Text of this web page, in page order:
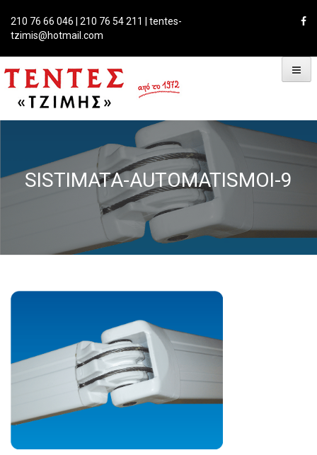
content
210 76 66 046 | 210 76 54 211 | tentes-
tzimis@hotmail.com
SISTIMATA-AUTOMATISMOI-9